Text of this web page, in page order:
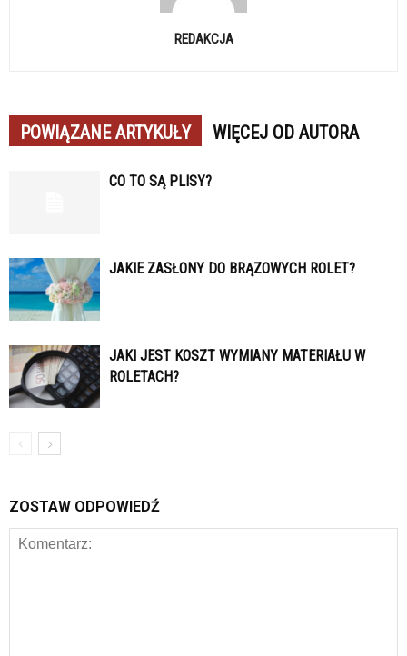
REDAKCJA
POWIĄZANE ARTYKUŁY WIĘCEJ OD AUTORA
CO TO SĄ PLISY?
JAKIE ZASŁONY DO BRĄZOWYCH ROLET?
JAKI JEST KOSZT WYMIANY MATERIAŁU W
ROLETACH?
ZOSTAW ODPOWIEDŹ